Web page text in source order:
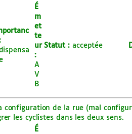
É
m
et
te
ur
:
A
V
B
Statut : acceptée
configuration de la rue (mal
les cyclistes dans les deux sens.
É